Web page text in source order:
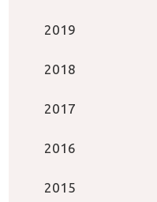
2019
2018
2017
2016
2015